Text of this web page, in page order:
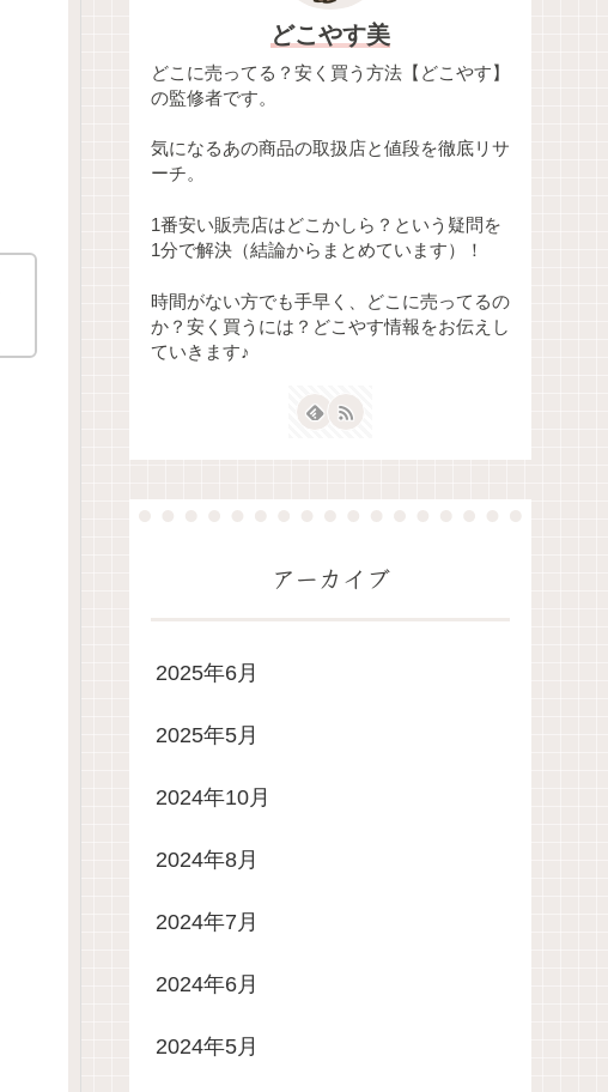
どこやす美
どこに売ってる？安く買う方法【どこやす】
の監修者です。
気になるあの商品の取扱店と値段を徹底リサ
ーチ。
1番安い販売店はどこかしら？という疑問を
1分で解決（結論からまとめています）！
時間がない方でも手早く、どこに売ってるの
か？安く買うには？どこやす情報をお伝えし
ていきます♪
アーカイブ
2025年6月
2025年5月
2024年10月
2024年8月
2024年7月
2024年6月
2024年5月